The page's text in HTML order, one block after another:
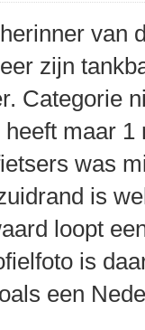
van
zijn
Categorie
maar
was
is
loopt
is
een